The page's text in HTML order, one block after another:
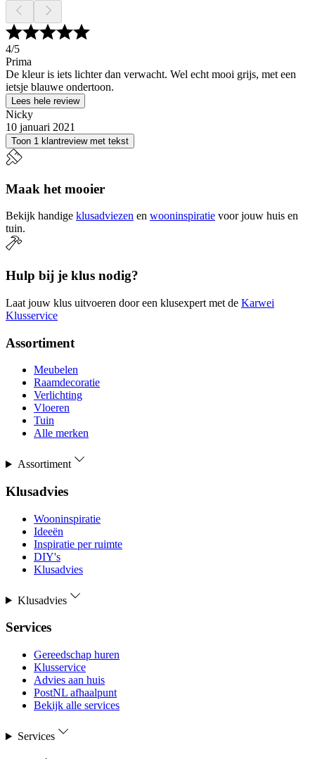
4/5
Prima
De kleur is iets lichter dan verwacht. Wel echt mooi grijs, met een
ietsje blauwe ondertoon.
Lees hele review
Nicky
10 januari 2021
Toon 1 klantreview met tekst
Maak het mooier
Bekijk handige klusadviezen en wooninspiratie voor jouw huis en
tuin.
Hulp bij je klus nodig?
Laat jouw klus uitvoeren door een klusexpert met de Karwei
Klusservice
Assortiment
Meubelen
Raamdecoratie
Verlichting
Vloeren
Tuin
Alle merken
Assortiment
Klusadvies
Wooninspiratie
Ideeën
Inspiratie per ruimte
DIY's
Klusadvies
Klusadvies
Services
Gereedschap huren
Klusservice
Advies aan huis
PostNL afhaalpunt
Bekijk alle services
Services